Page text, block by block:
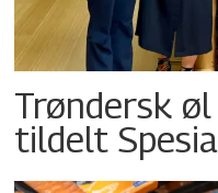
Trøndersk
tildelt